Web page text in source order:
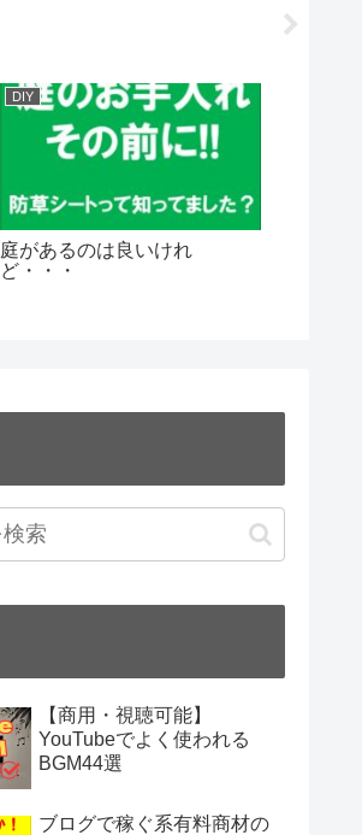
DIY
庭があるのは良いけれ
ど・・・
【商用・視聴可能】
YouTubeでよく使われる
BGM44選
ブログで稼ぐ系有料商材の